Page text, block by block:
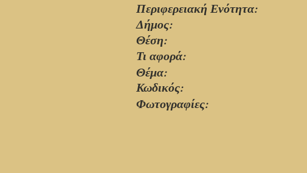
Περιφερειακή Ενότητα:
Δήμος:
Θέση:
Τι αφορά:
Θέμα:
Κωδικός:
Φωτογραφίες: